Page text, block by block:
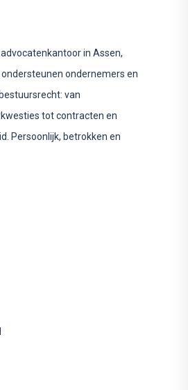
in Assen,
ondersteunen ondernemers en
van
tot contracten en
Persoonlijk, betrokken en